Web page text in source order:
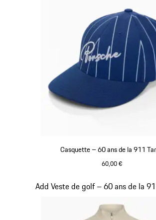
Casquette – 60 ans de la 911
60,00 €
Add Veste de golf – 60 ans de la
Diapositive 7 sur 20